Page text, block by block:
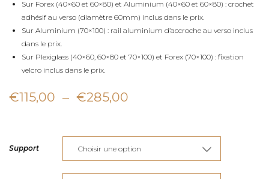
Sur Forex (40×60 et 60×80) et Aluminium (40×60 et 60×80) : crochet
adhésif au verso (diamètre 60mm) inclus dans le prix.
Sur Aluminium (70×100) : rail aluminium d’accroche au verso inclus
dans le prix.
Sur Plexiglass (40×60, 60×80 et 70×100) et Forex (70×100) : fixation
velcro inclus dans le prix.
€115,00 – €285,00
prix :
€115,00
à
Support